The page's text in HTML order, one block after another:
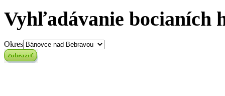
Vyhľadávanie bocianích
Okres